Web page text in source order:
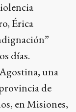
Érica
días.
una
de
en Misiones,